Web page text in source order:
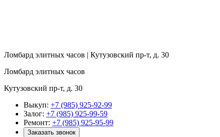
Ломбард элитных часов | Кутузовский пр-т, д. 30
Ломбард элитных часов
Кутузовский пр-т, д. 30
Выкуп: +7 (985) 925-92-99
Залог: +7 (985) 925-99-59
Ремонт: +7 (985) 925-95-99
Заказать звонок